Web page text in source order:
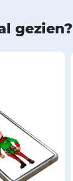
gezien?